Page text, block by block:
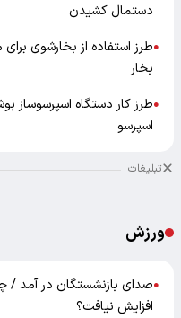
دستمال کشیدن
●طرز استفاده از بخارشوی
بخار
●طرز کار دستگاه اسپرسوساز
اسپرسو
تبلیغات
ورزش
●صدای بازنشستگان در آمد /
افزایش نیافت؟